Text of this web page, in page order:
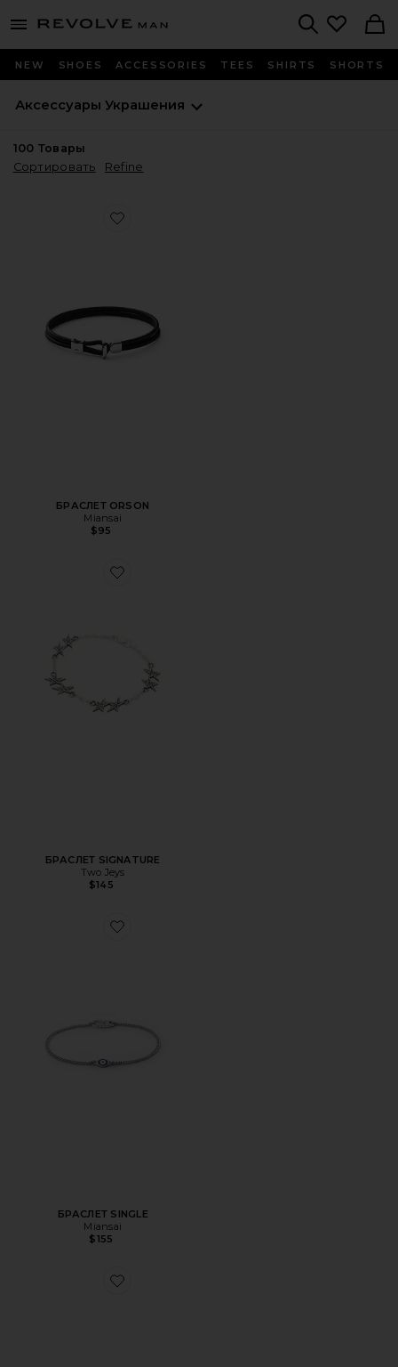
menu - shows more content
Revolve
NEW SHOES ACCESSORIES TEES SHIRTS SHORTS
Аксессуары Украшения
100 Товары
Сортировать
Refine
Favorite БРАСЛЕТ ORSON
БРАСЛЕТ ORSON
Miansai
$95
Favorite БРАСЛЕТ SIGNATURE
БРАСЛЕТ SIGNATURE
Two Jeys
$145
Favorite БРАСЛЕТ SINGLE
БРАСЛЕТ SINGLE
Miansai
$155
Favorite БРАСЛЕТ 4MM